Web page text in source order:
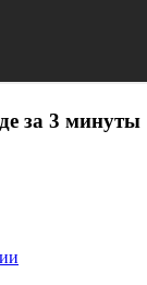
за 3 минуты